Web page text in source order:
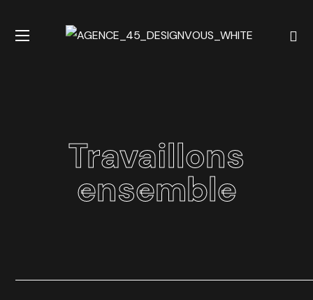
Travaillons
ensemble